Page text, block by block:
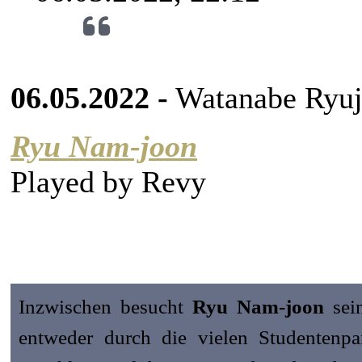
solchen Versuchen beeindrucken lässt,
06.05.2022 - Watanabe
Ryu Nam-joon
Played by Revy
Inzwischen besuchtRyu Nam-joon
entweder durch die vielen